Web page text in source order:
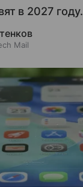
в 2027 году.
Mail